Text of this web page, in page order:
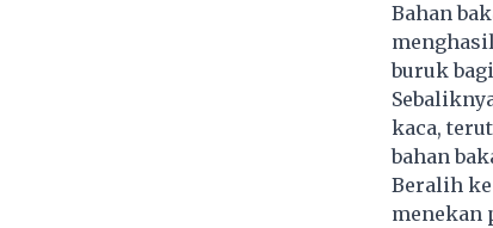
Bahan
buruk
kaca,
bahan
Beralih
menekan